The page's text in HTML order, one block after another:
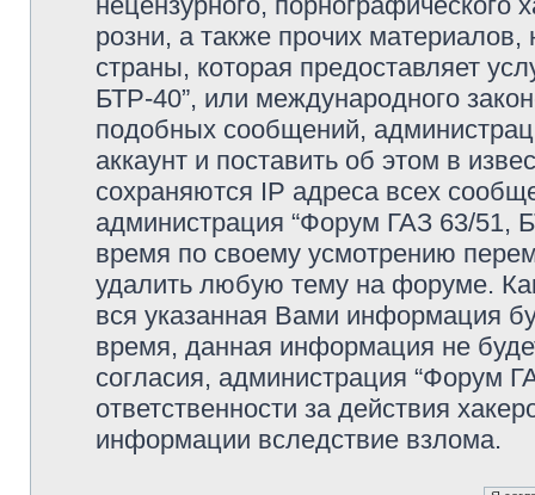
розни, а также прочих
страны, которая предоставляет
БТР-40”, или международного
подобных сообщений,
аккаунт и поставить об этом в
сохраняются IP адреса всех
администрация “Форум ГАЗ 63/51,
время по своему усмотрению
удалить любую тему на форуме.
вся указанная Вами информация
время, данная информация не
согласия, администрация “Форум
ответственности за действия
информации вследствие взлома.